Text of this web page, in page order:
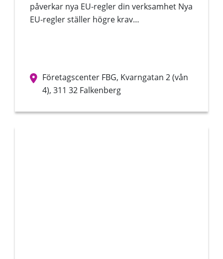
påverkar nya EU-regler din verksamhet Nya
EU-regler ställer högre krav…
Företagscenter FBG, Kvarngatan 2 (vån
4), 311 32 Falkenberg